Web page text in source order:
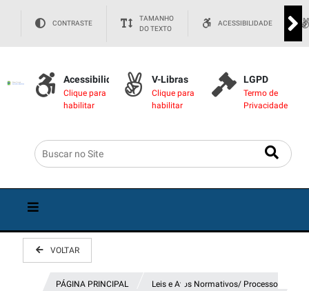
CONTRASTE
TAMANHO
DO TEXTO
ACESSIBILIDADE
Acessibilidade
Clique para
habilitar
V-Libras
Clique para
habilitar
LGPD
Termo de
Privacidade
VOLTAR
PÁGINA PRINCIPAL
Leis e Atos Normativos/ Processo